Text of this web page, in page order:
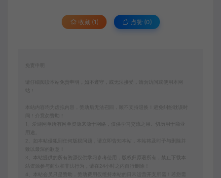
收藏 (1) 点赞 (0)
免责申明
请仔细阅读本站免责申明，如不遵守，或无法接受，请勿访问或使用本网
本站内容均为虚拟内容，赞助后无法召回，顾不支持退换！避免纠纷耽误时
间！介意勿赞助！
1、爱游网单所有网单资源来源于网络，仅供学习交流之用。切勿用于商业
2、如本帖侵犯到任何版权问题，请立即告知本站，本站将及时予与删除并
致以最深的歉意！
3、本站提供的所有资源仅供学习参考使用，版权归原著所有，禁止下载本
站资源参与商业和非法行为，请在24小时之内自行删除！
4、本站会员只是赞助，赞助费用仅维持本站的日常运营开支所需！若您需